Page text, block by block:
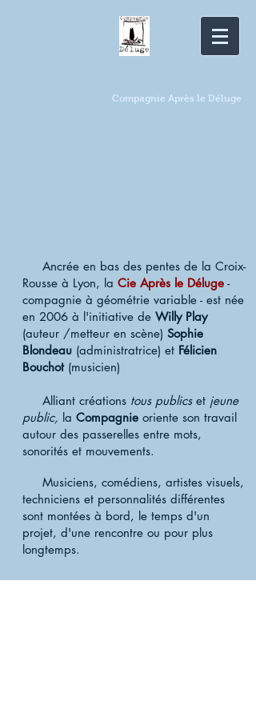
Compagnie Après le Déluge
Ancrée en bas des pentes de la Croix-
Rousse à Lyon, la Cie Après le Déluge -
compagnie à géométrie variable - est née
en 2006 à l'initiative de Willy Play
(auteur /metteur en scène) Sophie
Blondeau (administratrice) et Félicien
Bouchot (musicien)
Alliant créations tous publicset jeune
public, la Compagnie oriente son travail
autour des passerelles entre mots,
sonorités et mouvements.
Musiciens, comédiens, artistes visuels,
techniciens et personnalités différentes
sont montées à bord, le temps d'un
projet, d'une rencontre ou pour plus
longtemps.